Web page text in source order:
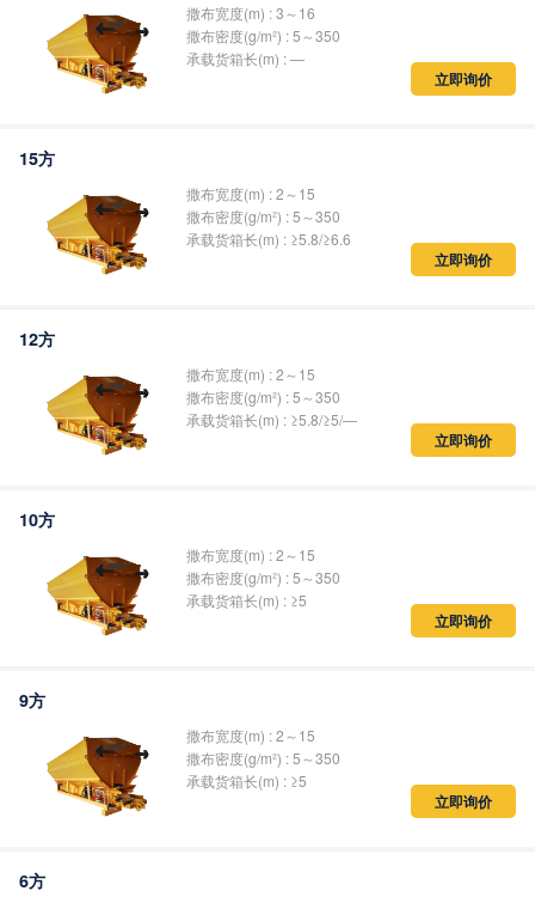
撒布宽度(m) : 3～16
撒布密度(g/m²) : 5～350
承载货箱长(m) : —
立即询价
15方
撒布宽度(m) : 2～15
撒布密度(g/m²) : 5～350
承载货箱长(m) : ≥5.8/≥6.6
立即询价
12方
撒布宽度(m) : 2～15
撒布密度(g/m²) : 5～350
承载货箱长(m) : ≥5.8/≥5/—
立即询价
10方
撒布宽度(m) : 2～15
撒布密度(g/m²) : 5～350
承载货箱长(m) : ≥5
立即询价
9方
撒布宽度(m) : 2～15
撒布密度(g/m²) : 5～350
承载货箱长(m) : ≥5
立即询价
6方